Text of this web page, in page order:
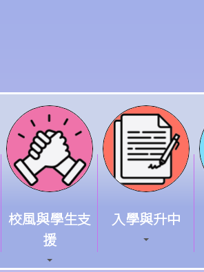
校風與學生支
援
入學與升中